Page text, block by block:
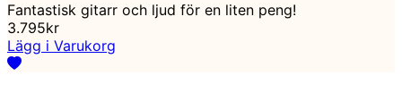
Fantastisk gitarr och ljud för en liten peng!
3.795kr
Lägg i Varukorg